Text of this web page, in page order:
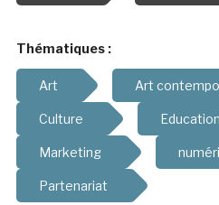
Thématiques :
Art Art
Culture Education
Marketing
Partenariat